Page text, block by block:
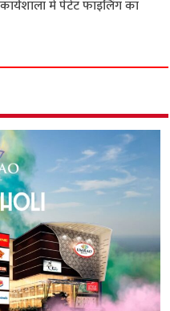
में पेटेंट फाइलिंग का